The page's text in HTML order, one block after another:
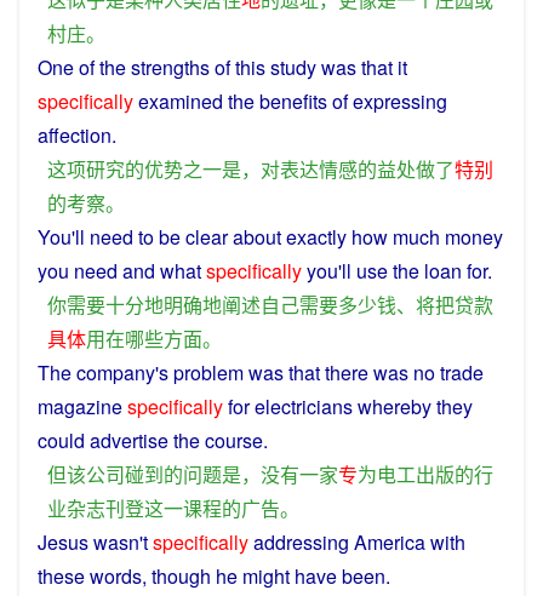
村庄。
Oneof thestrengthsofthisstudywasthat it
specificallyexamined thebenefitsofexpressing
affection.
这项研究的优势之一是， 对表达情感的益处做了特别
的考察。
You'll need to beclearaboutexactly how much money
you need and whatspecificallyyou'll usethe loan for.
你需要十分地明确地阐述自己需要多少钱、 将把贷款
具体用在哪些方面。
Thecompany'sproblemwasthatthere was notrade
magazinespecificallyforelectricianswhereby they
could advertisethecourse.
但该公司碰到的问题是， 没有一家专为电工出版的行
业杂志刊登这一课程的广告。
Jesuswasn'tspecificallyaddressing Americawith
thesewords, though he might havebeen.